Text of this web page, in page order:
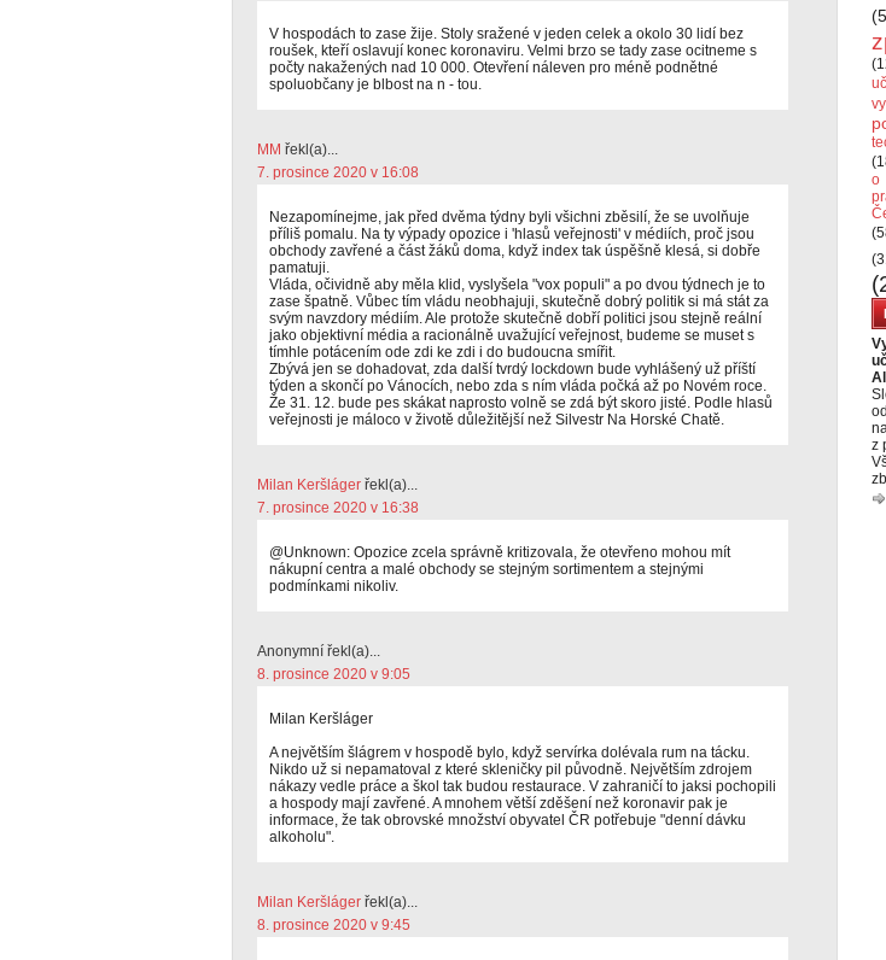
V hospodách to zase žije. Stoly sražené v jeden celek a okolo 30 lidí bez
roušek, kteří oslavují konec koronaviru. Velmi brzo se tady zase ocitneme s
počty nakažených nad 10 000. Otevření náleven pro méně podnětné
spoluobčany je blbost na n - tou.
MM řekl(a)...
7. prosince 2020 v 16:08
Nezapomínejme, jak před dvěma týdny byli všichni zběsilí, že se uvolňuje
příliš pomalu. Na ty výpady opozice i 'hlasů veřejnosti' v médiích, proč jsou
obchody zavřené a část žáků doma, když index tak úspěšně klesá, si dobře
pamatuji.
Vláda, očividně aby měla klid, vyslyšela "vox populi" a po dvou týdnech je to
zase špatně. Vůbec tím vládu neobhajuji, skutečně dobrý politik si má stát za
svým navzdory médiím. Ale protože skutečně dobří politici jsou stejně reální
jako objektivní média a racionálně uvažující veřejnost, budeme se muset s
tímhle potácením ode zdi ke zdi i do budoucna smířit.
Zbývá jen se dohadovat, zda další tvrdý lockdown bude vyhlášený už příští
týden a skončí po Vánocích, nebo zda s ním vláda počká až po Novém roce.
Že 31. 12. bude pes skákat naprosto volně se zdá být skoro jisté. Podle hlasů
veřejnosti je máloco v životě důležitější než Silvestr Na Horské Chatě.
Milan Keršláger řekl(a)...
7. prosince 2020 v 16:38
@Unknown: Opozice zcela správně kritizovala, že otevřeno mohou mít
nákupní centra a malé obchody se stejným sortimentem a stejnými
podmínkami nikoliv.
Anonymní řekl(a)...
8. prosince 2020 v 9:05
Milan Keršláger
A největším šlágrem v hospodě bylo, když servírka dolévala rum na tácku.
Nikdo už si nepamatoval z které skleničky pil původně. Největším zdrojem
nákazy vedle práce a škol tak budou restaurace. V zahraničí to jaksi pochopili
a hospody mají zavřené. A mnohem větší zděšení než koronavir pak je
informace, že tak obrovské množství obyvatel ČR potřebuje "denní dávku
alkoholu".
Milan Keršláger řekl(a)...
8. prosince 2020 v 9:45
z